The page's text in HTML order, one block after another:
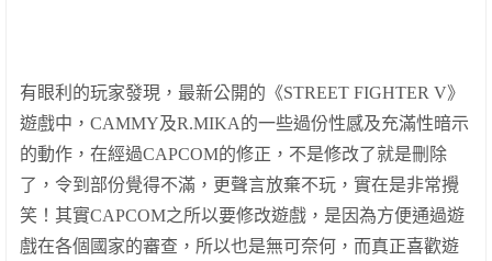
有眼利的玩家發現，最新公開的《STREET FIGHTER V》
遊戲中， CAMMY及R.MIKA的一些過份性感及充滿性暗示
的動作，在經過CAPCOM的修正，不是修改了就是刪除
了，令到部份覺得不滿，更聲言放棄不玩，實在是非常攪
笑！其實CAPCOM之所以要修改遊戲，是因為方便通過遊
戲在各個國家的審查，所以也是無可奈何，而真正喜歡遊